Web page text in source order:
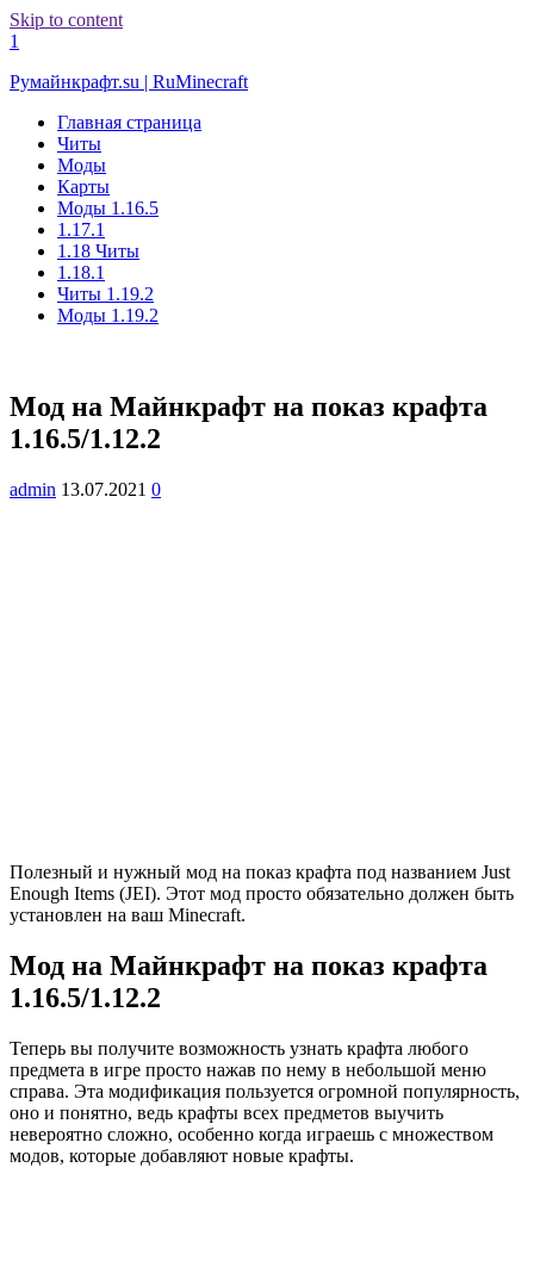
Skip to content
1
Румайнкрафт.su | RuMinecraft
Главная страница
Читы
Моды
Карты
Моды 1.16.5
1.17.1
1.18 Читы
1.18.1
Читы 1.19.2
Моды 1.19.2
Мод на Майнкрафт на показ крафта
1.16.5/1.12.2
admin 13.07.2021 0
Полезный и нужный мод на показ крафта под названием Just
Enough Items (JEI). Этот мод просто обязательно должен быть
установлен на ваш Minecraft.
Мод на Майнкрафт на показ крафта
1.16.5/1.12.2
Теперь вы получите возможность узнать крафта любого
предмета в игре просто нажав по нему в небольшой меню
справа. Эта модификация пользуется огромной популярность,
оно и понятно, ведь крафты всех предметов выучить
невероятно сложно, особенно когда играешь с множеством
модов, которые добавляют новые крафты.